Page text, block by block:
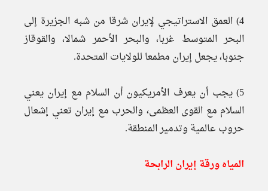
4) العمق الاستراتيجي لإيران شرقا من شبه الجزيرة إلى
البحر المتوسط غربا، والبحر الأحمر شمالا، والقوقاز
جنوبا، يجعل إيران مطمعا للولايات المتحدة.
5) يجب أن يعرف الأمريكيون أن السلام مع إيران يعني
السلام مع القوى العظمى، والحرب مع إيران تعني إشعال
حروب عالمية وتدمير المنطقة.
المياه ورقة إيران الرابحة